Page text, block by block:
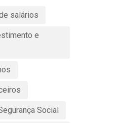
salários
e
Social